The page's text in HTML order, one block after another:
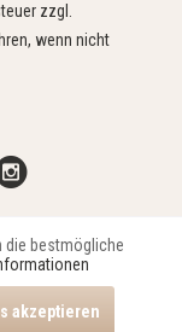
zzgl.
wenn nicht
Datenschutz
Dupp GmbH
Aktiv
Aktiv
die bestmögliche
akzeptieren